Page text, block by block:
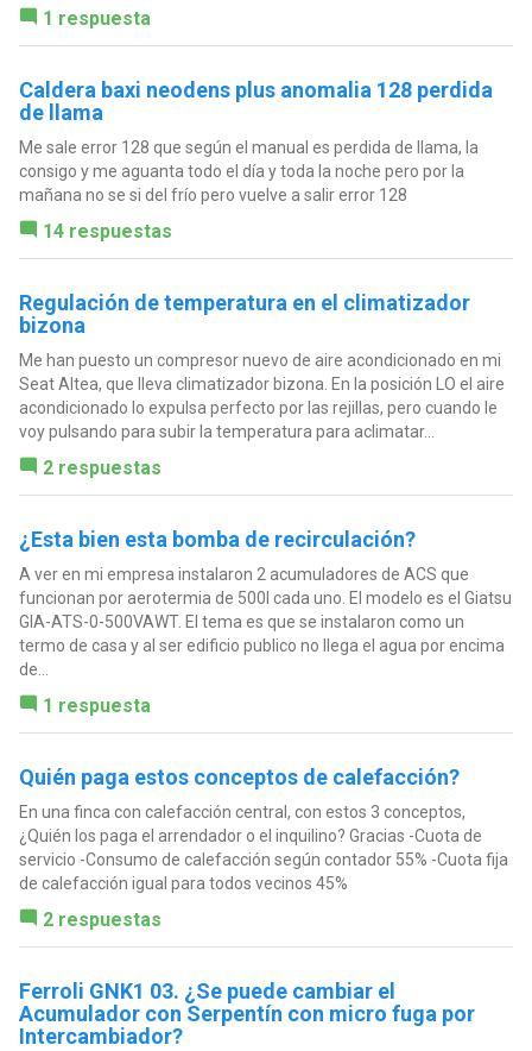
1 respuesta
Caldera baxi neodens plus anomalia 128 perdida
de llama
Me sale error 128 que según el manual es perdida de llama, la
consigo y me aguanta todo el día y toda la noche pero por la
mañana no se si del frío pero vuelve a salir error 128
14 respuestas
Regulación de temperatura en el climatizador
bizona
Me han puesto un compresor nuevo de aire acondicionado en mi
Seat Altea, que lleva climatizador bizona. En la posición LO el aire
acondicionado lo expulsa perfecto por las rejillas, pero cuando le
voy pulsando para subir la temperatura para aclimatar...
2 respuestas
¿Esta bien esta bomba de recirculación?
A ver en mi empresa instalaron 2 acumuladores de ACS que
funcionan por aerotermia de 500l cada uno. El modelo es el Giatsu
GIA-ATS-0-500VAWT. El tema es que se instalaron como un
termo de casa y al ser edificio publico no llega el agua por encima
de...
1 respuesta
Quién paga estos conceptos de calefacción?
En una finca con calefacción central, con estos 3 conceptos,
¿Quién los paga el arrendador o el inquilino? Gracias -Cuota de
servicio -Consumo de calefacción según contador 55% -Cuota fija
de calefacción igual para todos vecinos 45%
2 respuestas
Ferroli GNK1 03. ¿Se puede cambiar el
Acumulador con Serpentín con micro fuga por
Intercambiador?